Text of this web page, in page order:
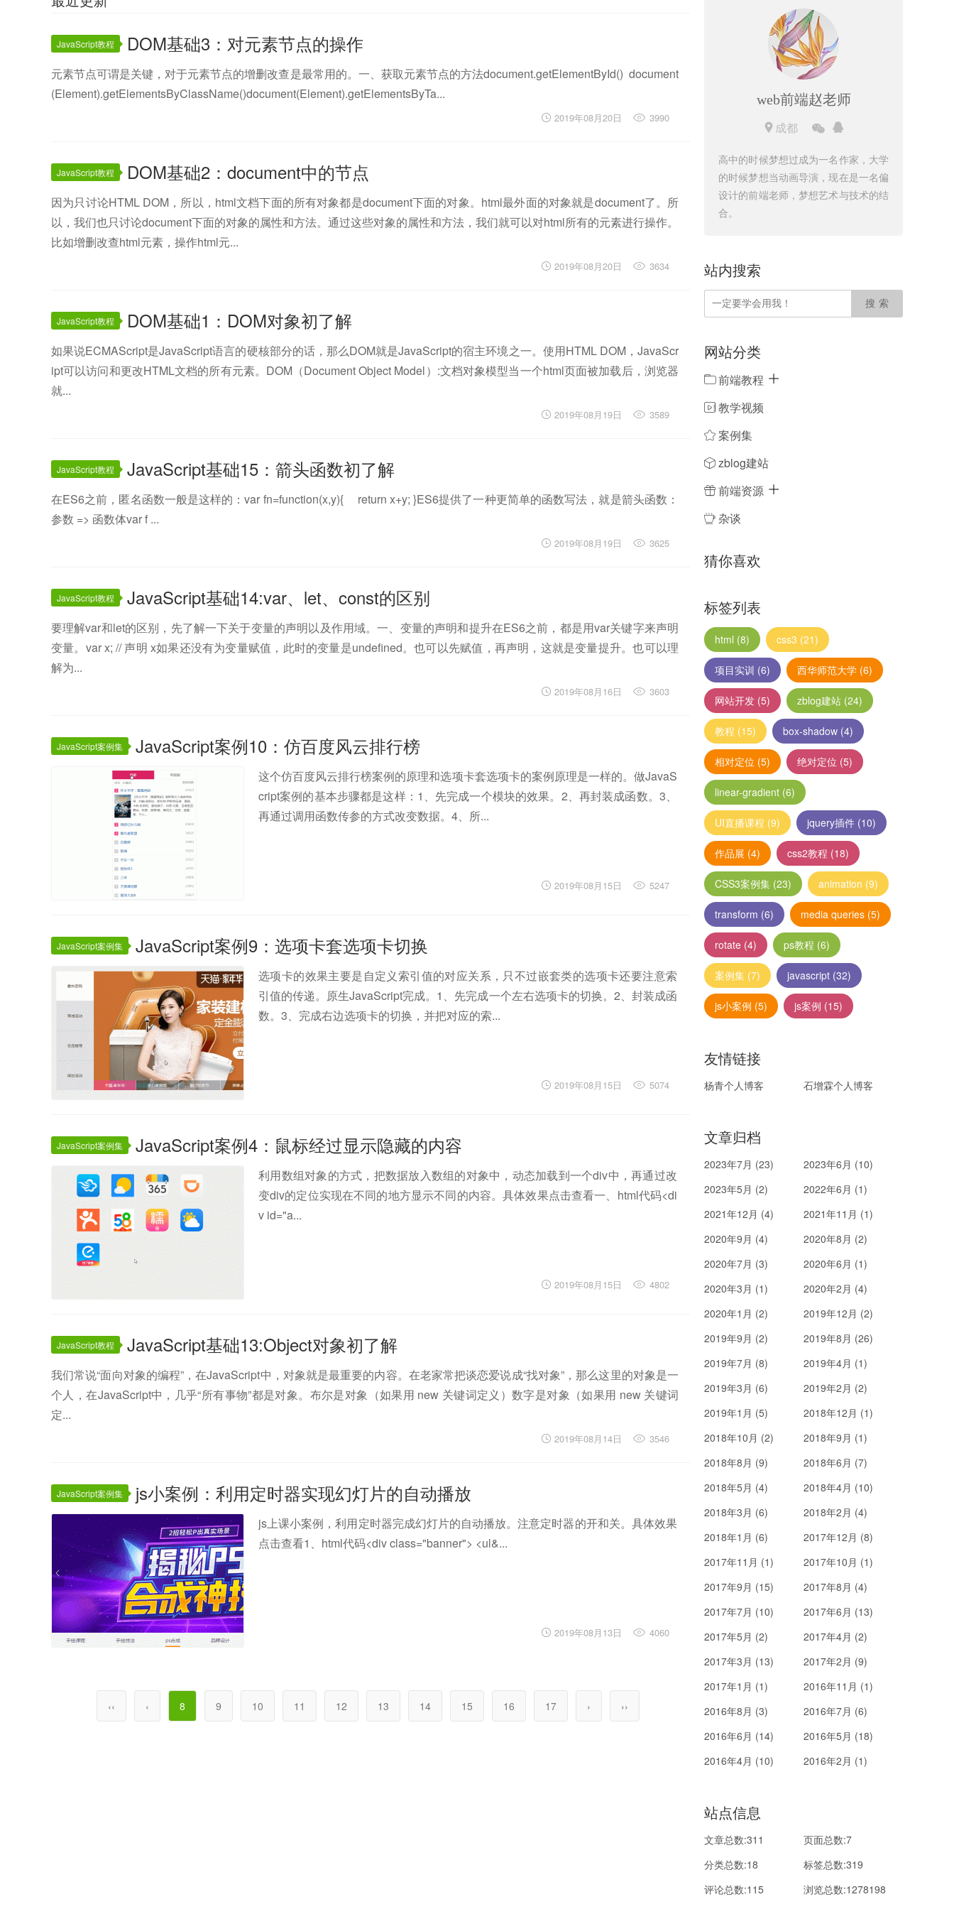
JavaScript教程 DOM基础3：对元素节点的操作
元素节点可谓是关键，对于元素节点的增删改查是最常用的。一、获取元素节点的方法document.getElementById() document
(Element).getElementsByClassName()document(Element).getElementsByTa...
2019年08月20日 3990
JavaScript教程 DOM基础2：document中的节点
因为只讨论HTML DOM，所以，html文档下面的所有对象都是document下面的对象。html最外面的对象就是document了。所
以，我们也只讨论document下面的对象的属性和方法。通过这些对象的属性和方法，我们就可以对html所有的元素进行操作。
比如增删改查html元素，操作html元...
2019年08月20日 3634
JavaScript教程 DOM基础1：DOM对象初了解
如果说ECMAScript是JavaScript语言的硬核部分的话，那么DOM就是JavaScript的宿主环境之一。使用HTML DOM，JavaScr
ipt可以访问和更改HTML文档的所有元素。DOM（Document Object Model）:文档对象模型当一个html页面被加载后，浏览器
就...
2019年08月19日 3589
JavaScript教程 JavaScript基础15：箭头函数初了解
在ES6之前，匿名函数一般是这样的：var fn=function(x,y){ return x+y; }ES6提供了一种更简单的函数写法，就是箭头函数：
参数 => 函数体var f ...
2019年08月19日 3625
JavaScript教程 JavaScript基础14:var、let、const的区别
要理解var和let的区别，先了解一下关于变量的声明以及作用域。一、变量的声明和提升在ES6之前，都是用var关键字来声明
变量。var x; // 声明 x如果还没有为变量赋值，此时的变量是undefined。也可以先赋值，再声明，这就是变量提升。也可以理
解为...
2019年08月16日 3603
JavaScript案例集 JavaScript案例10：仿百度风云排行榜
这个仿百度风云排行榜案例的原理和选项卡套选项卡的案例原理是一样的。做JavaS
cript案例的基本步骤都是这样：1、先完成一个模块的效果。2、再封装成函数。3、
再通过调用函数传参的方式改变数据。4、所...
2019年08月15日 5247
JavaScript案例集 JavaScript案例9：选项卡套选项卡切换
选项卡的效果主要是自定义索引值的对应关系，只不过嵌套类的选项卡还要注意索
引值的传递。原生JavaScript完成。1、先完成一个左右选项卡的切换。2、封装成函
数。3、完成右边选项卡的切换，并把对应的索...
2019年08月15日 5074
JavaScript案例集 JavaScript案例4：鼠标经过显示隐藏的内容
利用数组对象的方式，把数据放入数组的对象中，动态加载到一个div中，再通过改
变div的定位实现在不同的地方显示不同的内容。具体效果点击查看一、html代码<di
v id="a...
2019年08月15日 4802
JavaScript教程 JavaScript基础13:Object对象初了解
我们常说“面向对象的编程”，在JavaScript中，对象就是最重要的内容。在老家常把谈恋爱说成“找对象”，那么这里的对象是一
个人，在JavaScript中，几乎“所有事物”都是对象。布尔是对象（如果用 new 关键词定义）数字是对象（如果用 new 关键词
定...
2019年08月14日 3546
JavaScript案例集 js小案例：利用定时器实现幻灯片的自动播放
js上课小案例，利用定时器完成幻灯片的自动播放。注意定时器的开和关。具体效果
点击查看1、html代码<div class="banner"> <ul&...
2019年08月13日 4060
‹‹ ‹ 8 9 10 11 12 13 14 15 16 17 › ››
web前端赵老师
成都
高中的时候梦想过成为一名作家，大学
的时候梦想当动画导演，现在是一名偏
设计的前端老师，梦想艺术与技术的结
合。
站内搜索
网站分类
前端教程
教学视频
案例集
zblog建站
前端资源
杂谈
猜你喜欢
标签列表
html (8) css3 (21)
项目实训 (6) 西华师范大学 (6)
网站开发 (5) zblog建站 (24)
教程 (15) box-shadow (4)
相对定位 (5) 绝对定位 (5)
linear-gradient (6)
UI直播课程 (9) jquery插件 (10)
作品展 (4) css2教程 (18)
CSS3案例集 (23) animation (9)
transform (6) media queries (5)
rotate (4) ps教程 (6)
案例集 (7) javascript (32)
js小案例 (5) js案例 (15)
友情链接
杨青个人博客 石增霖个人博客
文章归档
2023年7月 (23)
2023年6月 (10)
2023年5月 (2)
2022年6月 (1)
2021年12月 (4)
2021年11月 (1)
2020年9月 (4)
2020年8月 (2)
2020年7月 (3)
2020年6月 (1)
2020年3月 (1)
2020年2月 (4)
2020年1月 (2)
2019年12月 (2)
2019年9月 (2)
2019年8月 (26)
2019年7月 (8)
2019年4月 (1)
2019年3月 (6)
2019年2月 (2)
2019年1月 (5)
2018年12月 (1)
2018年10月 (2)
2018年9月 (1)
2018年8月 (9)
2018年6月 (7)
2018年5月 (4)
2018年4月 (10)
2018年3月 (6)
2018年2月 (4)
2018年1月 (6)
2017年12月 (8)
2017年11月 (1)
2017年10月 (1)
2017年9月 (15)
2017年8月 (4)
2017年7月 (10)
2017年6月 (13)
2017年5月 (2)
2017年4月 (2)
2017年3月 (13)
2017年2月 (9)
2017年1月 (1)
2016年11月 (1)
2016年8月 (3)
2016年7月 (6)
2016年6月 (14)
2016年5月 (18)
2016年4月 (10)
2016年2月 (1)
站点信息
文章总数:311
页面总数:7
分类总数:18
标签总数:319
评论总数:115
浏览总数:1278198